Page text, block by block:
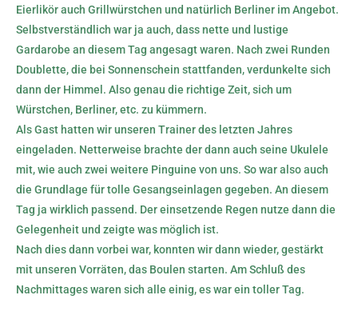
Eierlikör auch Grillwürstchen und natürlich Berliner im Angebot.
Selbstverständlich war ja auch, dass nette und lustige
Gardarobe an diesem Tag angesagt waren. Nach zwei Runden
Doublette, die bei Sonnenschein stattfanden, verdunkelte sich
dann der Himmel. Also genau die richtige Zeit, sich um
Würstchen, Berliner, etc. zu kümmern.
Als Gast hatten wir unseren Trainer des letzten Jahres
eingeladen. Netterweise brachte der dann auch seine Ukulele
mit, wie auch zwei weitere Pinguine von uns. So war also auch
die Grundlage für tolle Gesangseinlagen gegeben. An diesem
Tag ja wirklich passend. Der einsetzende Regen nutze dann die
Gelegenheit und zeigte was möglich ist.
Nach dies dann vorbei war, konnten wir dann wieder, gestärkt
mit unseren Vorräten, das Boulen starten. Am Schluß des
Nachmittages waren sich alle einig, es war ein toller Tag.